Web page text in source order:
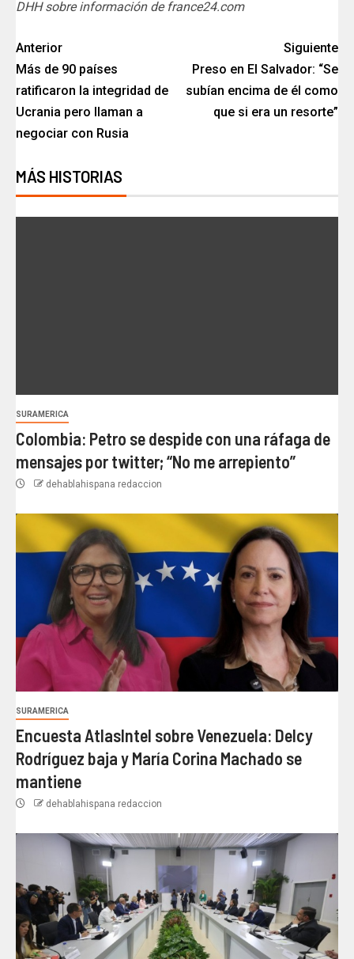
DHH sobre información de france24.com
Anterior
Más de 90 países
ratificaron la integridad de
Ucrania pero llaman a
negociar con Rusia
Siguiente
Preso en El Salvador: “Se
subían encima de él como
que si era un resorte”
MÁS HISTORIAS
SURAMERICA
Colombia: Petro se despide con una ráfaga de
mensajes por twitter; “No me arrepiento”
dehablahispana redaccion
SURAMERICA
Encuesta AtlasIntel sobre Venezuela: Delcy
Rodríguez baja y María Corina Machado se
mantiene
dehablahispana redaccion